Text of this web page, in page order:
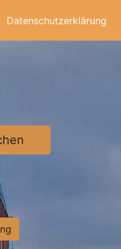
Datenschutzerklärung